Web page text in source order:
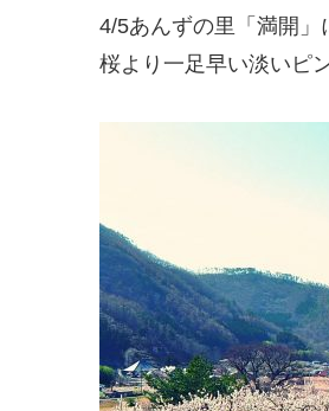
4/5あんずの里「満開」
桜より一足早い淡いピ